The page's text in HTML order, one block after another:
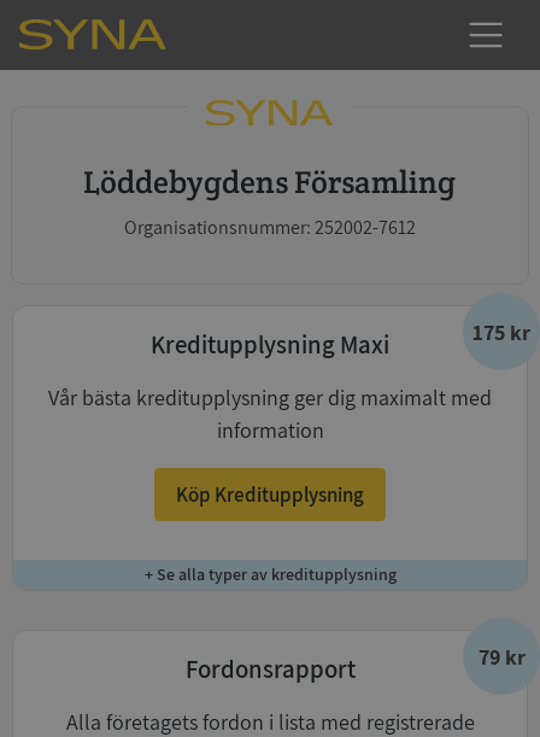
Löddebygdens Församling
Organisationsnummer: 252002-7612
175 kr
Kreditupplysning Maxi
Vår bästa kreditupplysning ger dig maximalt med
information
Köp Kreditupplysning
+ Se alla typer av kreditupplysning
79 kr
Fordonsrapport
Alla företagets fordon i lista med registrerade